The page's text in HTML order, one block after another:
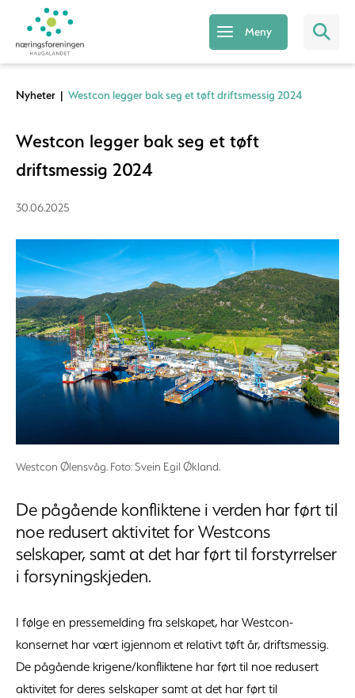
Meny
Nyheter | Westcon legger bak seg et tøft driftsmessig 2024
Westcon legger bak seg et tøft
driftsmessig 2024
30.06.2025
Westcon Ølensvåg. Foto: Svein Egil Økland.
De pågående konfliktene i verden har ført til
noe redusert aktivitet for Westcons
selskaper, samt at det har ført til forstyrrelser
i forsyningskjeden.
I følge en pressemelding fra selskapet, har Westcon-
konsernet har vært igjennom et relativt tøft år, driftsmessig.
De pågående krigene/konfliktene har ført til noe redusert
aktivitet for deres selskaper samt at det har ført til